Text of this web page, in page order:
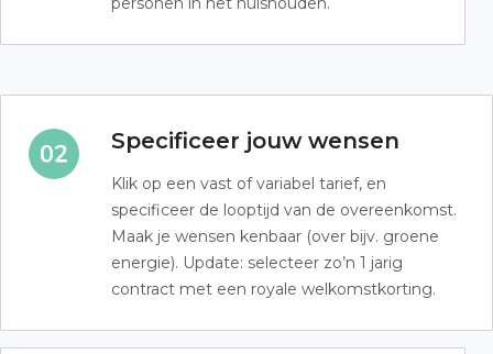
Specificeer jouw wensen
Klik op een vast of variabel tarief, en
specificeer de looptijd van de overeenkomst.
Maak je wensen kenbaar (over bijv. groene
energie). Update: selecteer zo’n 1 jarig
contract met een royale welkomstkorting.